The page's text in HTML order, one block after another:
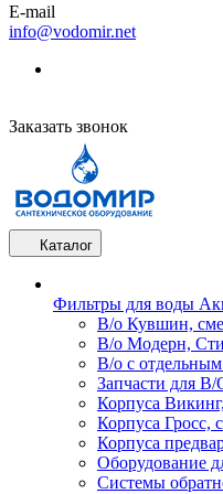
E-mail
info@vodomir.net
Заказать звонок
Каталог
Фильтры для воды
В/о Кувшин,
В/о Модерн,
В/о с
Запчасти для В/
Корпуса
Корпуса Гросс,
Корпуса
Оборудование
Системы